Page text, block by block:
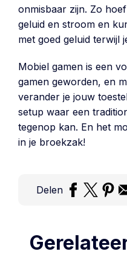
onmisbaar zijn. Zo
geluid en stroom en
met goed geluid terwijl
Mobiel gamen is een
gamen geworden, en
verander je jouw
setup waar een
tegenop kan. En het
in je broekzak!
Delen